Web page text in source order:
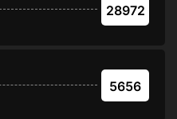
28972
5656